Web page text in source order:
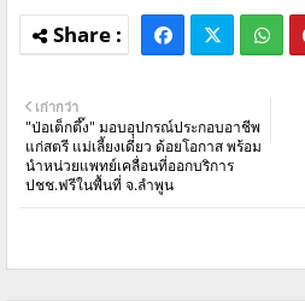
เก่ากว่า
"ป่อเต็กตึ๊ง" มอบอุปกรณ์ประกอบอาชีพ
แก่สตรี แม่เลี้ยงเดี่ยว ด้อยโอกาส พร้อม
นำหน่วยแพทย์เคลื่อนที่ออกบริการ
ปชช.ฟรีในพื้นที่ จ.ลำพูน